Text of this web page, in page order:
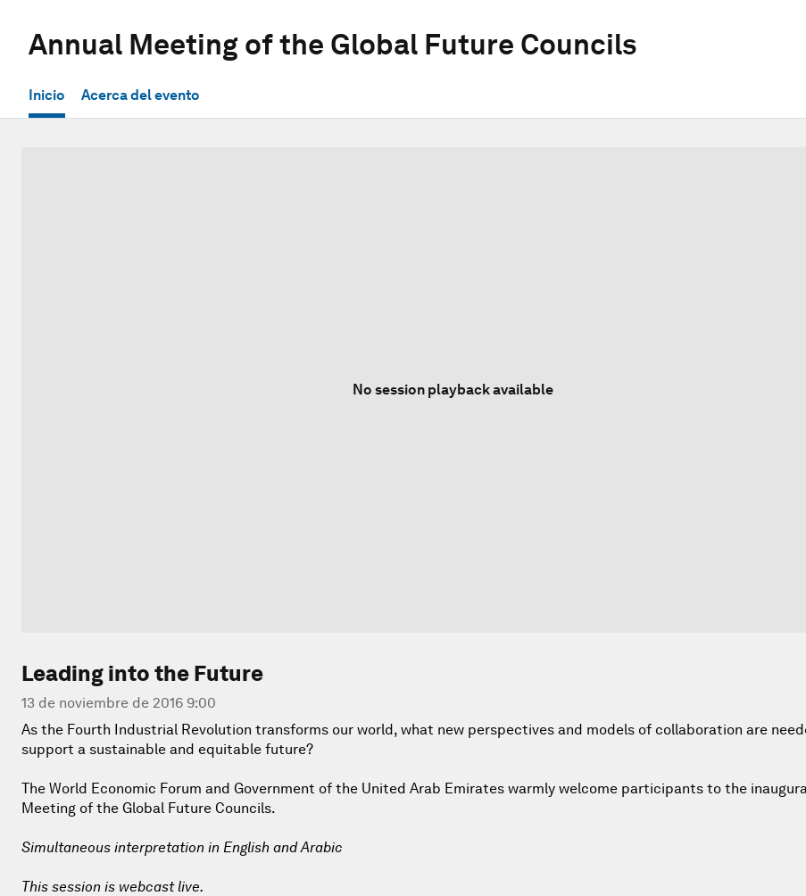
Annual Meeting of the Global Future Councils
Inicio Acerca del evento
No session playback available
Leading into the Future
13 de noviembre de 2016 9:00
As the Fourth Industrial Revolution transforms our world, what new perspectives and models of collaboration are
support a sustainable and equitable future?
The World Economic Forum and Government of the United Arab Emirates warmly welcome participants to the
Meeting of the Global Future Councils.
Simultaneous interpretation in English and Arabic
This session is webcast live.